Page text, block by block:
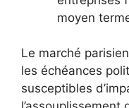
moyen
Le marché
les échéances
susceptibles